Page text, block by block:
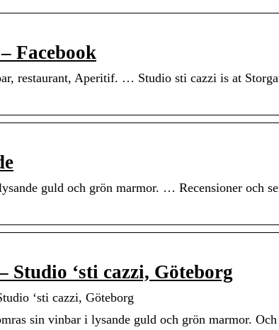
Facebook
restaurant, Aperitif. … Studio sti cazzi is at
guld och grön marmor. … Recensioner och
Studio ‘sti cazzi, Göteborg
‘sti cazzi, Göteborg
sin vinbar i lysande guld och grön marmor.